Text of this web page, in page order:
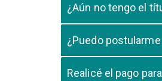
¿Aún no tengo el
cursando el ultimo
¿Puedo
Realicé el pago